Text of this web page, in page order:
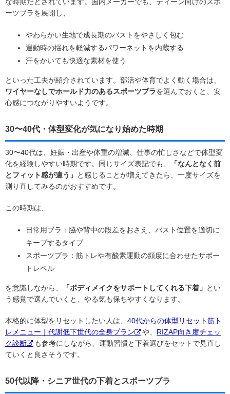
ーツブラを展開し、
やわらかい生地で成長期のバストをやさしく包む
運動時の揺れを軽減するパワーネットを内蔵する
汗をかいても快適な素材を使う
といった工夫が紹介されています。部活や体育でよく動く場合は、
ワイヤーなしでホールド力のあるスポーツブラを選んでおくと、安
心感につながりやすいようです。
30〜40代・体型変化が気になり始めた時期
30〜40代は、妊娠・出産や体重の増減、仕事の忙しさなどで体型変
化を経験しやすい時期です。同じサイズ表記でも、
「なんとなく前
とフィット感が違う」 と感じることが増えてきたら、一度サイズを
測り直してみるのがおすすめです。
この時期は、
日常用ブラ：脇や背中の段差をおさえ、バスト位置を適切に
キープするタイプ
スポーツブラ：筋トレや有酸素運動の頻度に合わせたサポー
トレベル
を意識しながら、 「ボディメイクをサポートしてくれる下着」 とい
う感覚で選んでいくと、やる気も保ちやすくなります。
本格的に体型をリセットしたい人は、 40代からの体型リセット筋ト
レメニュー｜代謝低下世代の全身プラン
や、 RIZAP向き度チェッ
ク診断
も参考にしながら、運動習慣と下着選びをセットで見直し
ていくと良さそうです。
50代以降・シニア世代の下着とスポーツブラ